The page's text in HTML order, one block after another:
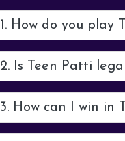
1. How do you play
2. Is Teen Patti
3. How can I win in